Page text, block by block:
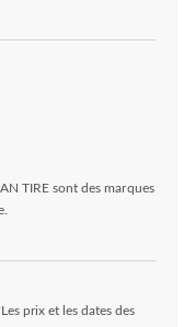
TIRE sont des marques
prix et les dates des